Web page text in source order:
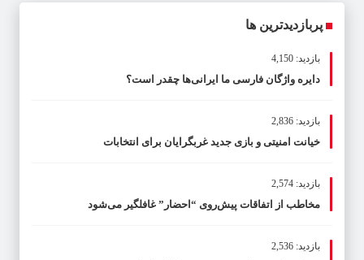
پربازدیدترین ها
بازدید: 4,150
دایره واژگان فارسی ما ایرانی‌ها چقدر است؟
بازدید: 2,836
خیانت امنیتی و بازی جدید غربگرایان برای انتخابات
بازدید: 2,574
مخاطب از اتفاقات پیش‌روی “احضار” غافلگیر می‌شود
بازدید: 2,536